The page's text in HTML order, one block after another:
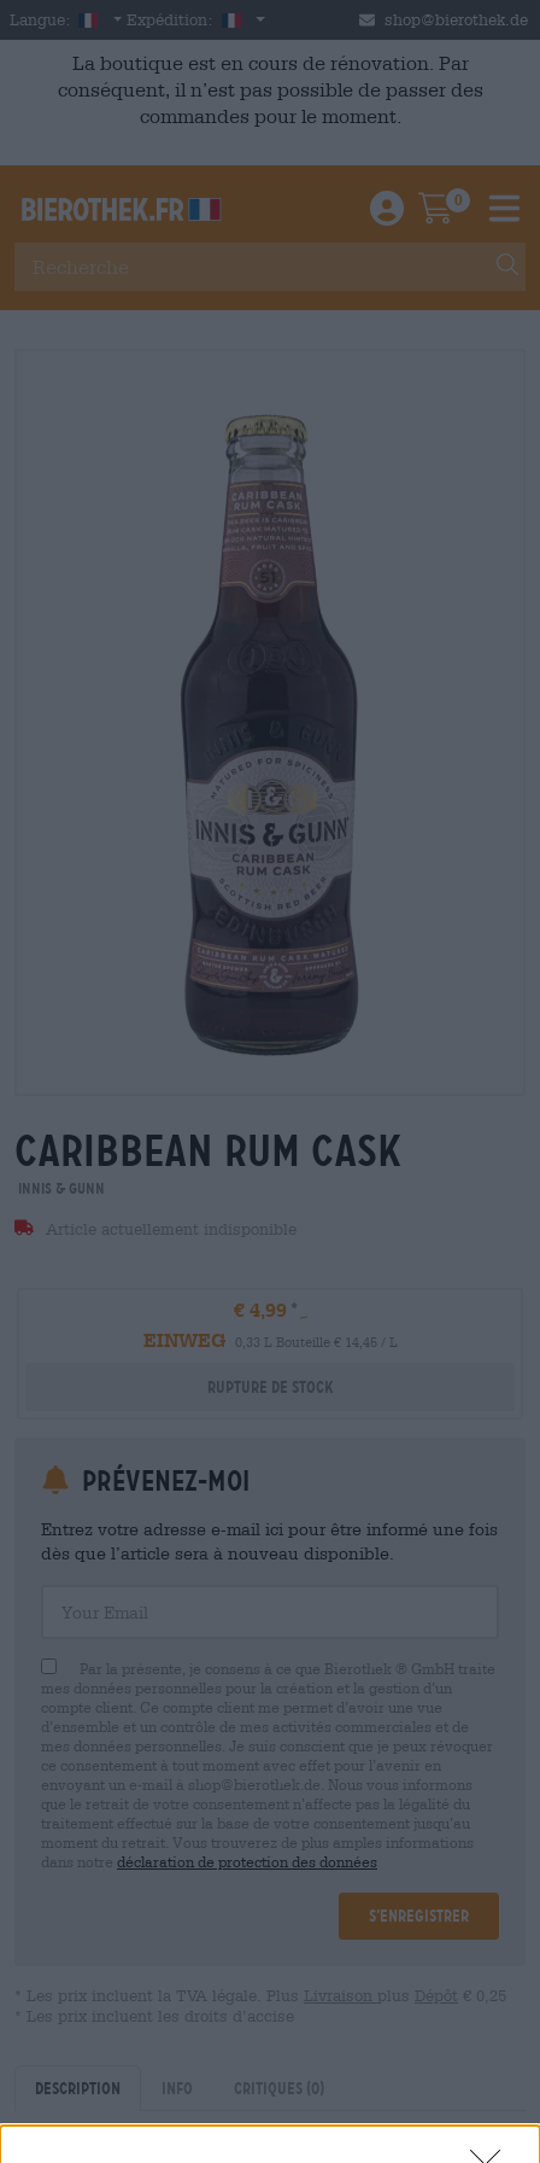
Skip to main content
Langue: French
Expédition: France shop@bierothek.de
La boutique est en cours de rénovation. Par
conséquent, il n’est pas possible de passer des
commandes pour le moment.
Einloggen /
0
caribbean rum cask
Innis & Gunn
Article actuellement indisponible
€ 4,99
EINWEG
0,33 L Bouteille € 14,45 / L
Rupture de stock
Prévenez-moi
Entrez votre adresse e-mail ici pour être informé une fois
dès que l’article sera à nouveau disponible.
Par la présente, je consens à ce que Bierothek ® GmbH traite
mes données personnelles pour la création et la gestion d’un
compte client. Ce compte client me permet d’avoir une vue
d’ensemble et un contrôle de mes activités commerciales et de
mes données personnelles. Je suis conscient que je peux révoquer
ce consentement à tout moment avec effet pour l’avenir en
envoyant un e-mail à shop@bierothek.de. Nous vous informons
que le retrait de votre consentement n’affecte pas la légalité du
traitement effectué sur la base de votre consentement jusqu’au
moment du retrait. Vous trouverez de plus amples informations
dans notre déclaration de protection des données
S’enregistrer
* Les prix incluent la TVA légale. Plus Livraison plus Dépôt € 0,25
* Les prix incluent les droits d’accise
Description Info Critiques (0)